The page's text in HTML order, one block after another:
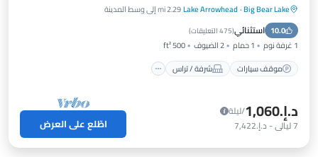
Big Bear Lake
·
Lake Arrowhead2.29 mi إلى وسط المدينة
10.0 استثنائي(475 التعليقات )
1 غرفة نوم 1 حمام 2 الضيوف
500 ft²
موقف سيارات
شرفة / تراس
موقف سيارات شرفة / تراس
مطبخ
إنترنت
د.إ.‏1,060
/ليلة
7ليالي- د.إ.‏7,422 اطّلع على العرض